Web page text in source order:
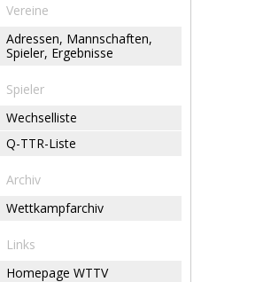
Vereine
Adressen, Mannschaften,
Spieler, Ergebnisse
Spieler
Wechselliste
Q-TTR-Liste
Archiv
Wettkampfarchiv
Links
Homepage WTTV